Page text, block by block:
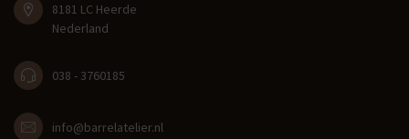
8181 LC Heerde
Nederland
038 - 3760185
info@barrelatelier.nl